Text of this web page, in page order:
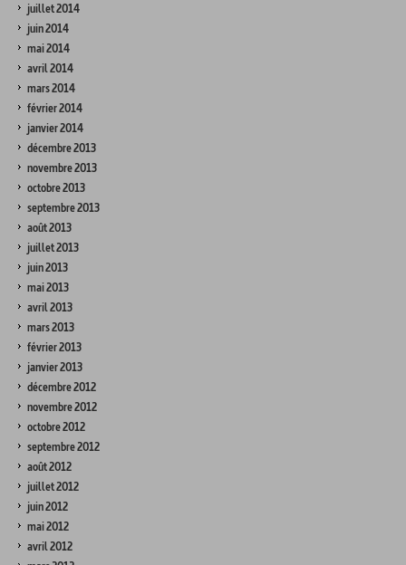
juillet 2014
juin 2014
mai 2014
avril 2014
mars 2014
février 2014
janvier 2014
décembre 2013
novembre 2013
octobre 2013
septembre 2013
août 2013
juillet 2013
juin 2013
mai 2013
avril 2013
mars 2013
février 2013
janvier 2013
décembre 2012
novembre 2012
octobre 2012
septembre 2012
août 2012
juillet 2012
juin 2012
mai 2012
avril 2012